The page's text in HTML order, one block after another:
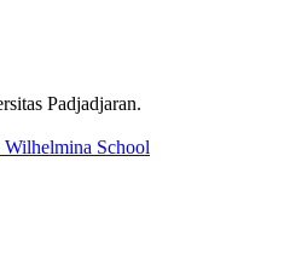
Padjadjaran.
School